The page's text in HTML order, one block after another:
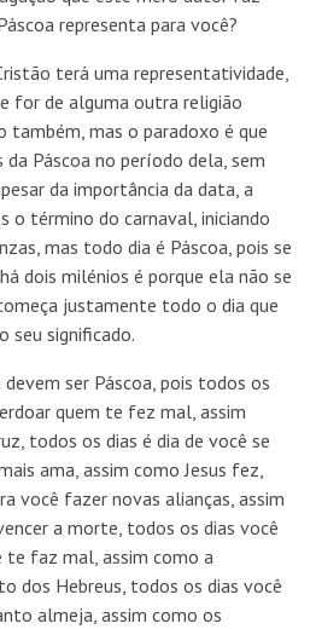
representa para você?
terá uma representatividade,
for de alguma outra religião
mas o paradoxo é que
Páscoa no período dela, sem
da importância da data, a
o término do carnaval, iniciando
mas todo dia é Páscoa, pois se
dois milénios é porque ela não se
justamente todo o dia que
seu significado.
ser Páscoa, pois todos os
quem te fez mal, assim
todos os dias é dia de você se
ama, assim como Jesus fez,
você fazer novas alianças, assim
a morte, todos os dias você
te faz mal, assim como a
dos Hebreus, todos os dias você
almeja, assim como os